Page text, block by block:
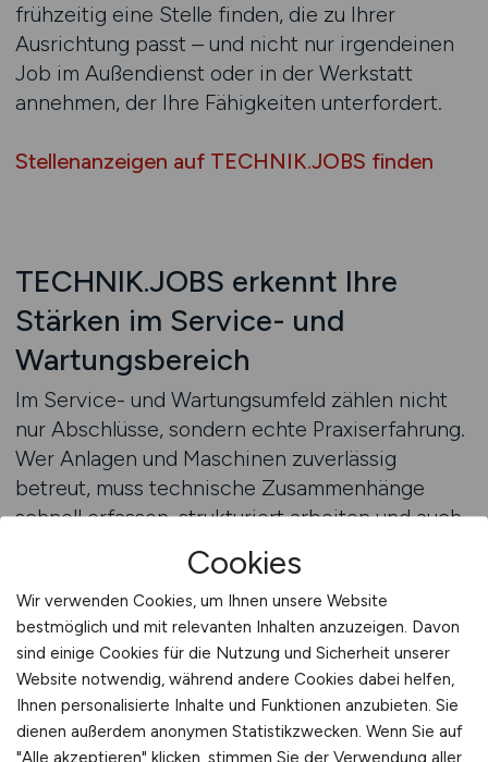
frühzeitig eine Stelle finden, die zu Ihrer
Ausrichtung passt – und nicht nur irgendeinen
Job im Außendienst oder in der Werkstatt
annehmen, der Ihre Fähigkeiten unterfordert.
Stellenanzeigen auf TECHNIK.JOBS finden
TECHNIK.JOBS erkennt Ihre
Stärken im Service- und
Wartungsbereich
Im Service- und Wartungsumfeld zählen nicht
nur Abschlüsse, sondern echte Praxiserfahrung.
Wer Anlagen und Maschinen zuverlässig
betreut, muss technische Zusammenhänge
schnell erfassen, strukturiert arbeiten und auch
unter Zeitdruck die richtige Entscheidung
treffen können. Typische Aufgaben wie
Störungsanalyse, Inbetriebnahme neuer
Komponenten oder der strukturierte Umgang
mit Anlagendokumentationen erfordern
technisches Verständnis, ein hohes Maß an
Selbstorganisation und oft auch
kommunikatives Geschick – sei es gegenüber
Cookies
Wir verwenden Cookies, um Ihnen unsere Website
bestmöglich und mit relevanten Inhalten anzuzeigen. Davon
sind einige Cookies für die Nutzung und Sicherheit unserer
Website notwendig, während andere Cookies dabei helfen,
Ihnen personalisierte Inhalte und Funktionen anzubieten. Sie
dienen außerdem anonymen Statistikzwecken. Wenn Sie auf
"Alle akzeptieren" klicken, stimmen Sie der Verwendung aller